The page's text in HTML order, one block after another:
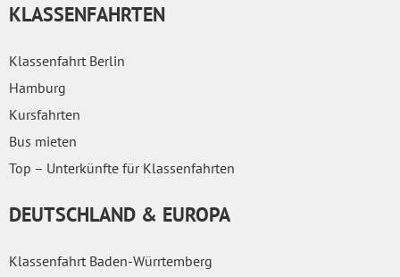
KLASSENFAHRTEN
Klassenfahrt Berlin
Hamburg
Kursfahrten
Bus mieten
Top – Unterkünfte für Klassenfahrten
DEUTSCHLAND & EUROPA
Klassenfahrt Baden-Würrtemberg